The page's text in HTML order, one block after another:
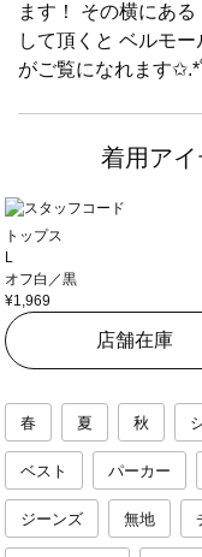
ます！ その横にあ
して頂くと ベルモ
がご覧になれます
着用ア
トップス
L
オフ白／黒
¥1,969
店舗在庫
春 夏 秋
ベスト パーカー
ジーンズ 無地